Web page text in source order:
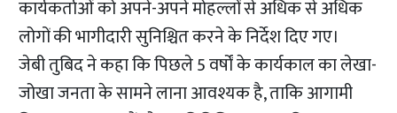
कार्यकर्ताओं को अपने-अपने मोहल्लों से अधिक से अधिक
लोगों की भागीदारी सुनिश्चित करने के निर्देश दिए गए।
जेबी तुबिद ने कहा कि पिछले 5 वर्षों के कार्यकाल का लेखा-
जोखा जनता के सामने लाना आवश्यक है, ताकि आगामी